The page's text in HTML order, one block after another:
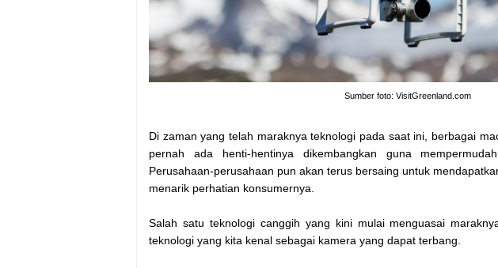
Sumber foto: VisitGreenland.com
Di zaman yang telah maraknya teknologi pada saat ini, berbagai
pernah ada henti-hentinya dikembangkan guna
Perusahaan-perusahaan pun akan terus bersaing untuk
menarik perhatian konsumernya.
Salah satu teknologi canggih yang kini mulai menguasai
teknologi yang kita kenal sebagai kamera yang dapat terbang.